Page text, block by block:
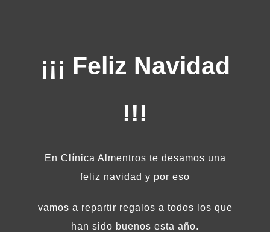
¡¡¡ Feliz Navidad
!!!
En Clínica Almentros te desamos una
feliz navidad y por eso
vamos a repartir regalos a todos los que
han sido buenos esta año.